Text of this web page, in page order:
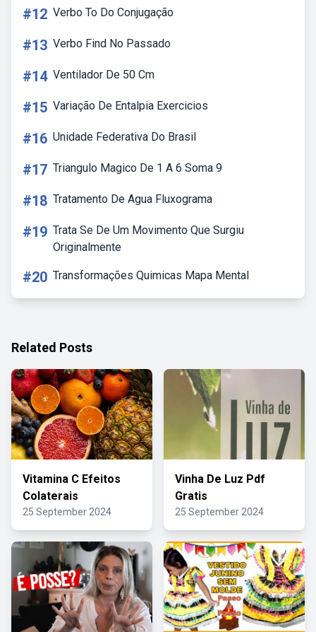
#12 Verbo To Do Conjugação
#13 Verbo Find No Passado
#14 Ventilador De 50 Cm
#15 Variação De Entalpia Exercicios
#16 Unidade Federativa Do Brasil
#17 Triangulo Magico De 1 A 6 Soma 9
#18 Tratamento De Agua Fluxograma
#19 Trata Se De Um Movimento Que Surgiu
Originalmente
#20 Transformações Quimicas Mapa Mental
Related Posts
Vitamina C Efeitos
Colaterais
25 September 2024
Vinha De Luz Pdf
Gratis
25 September 2024